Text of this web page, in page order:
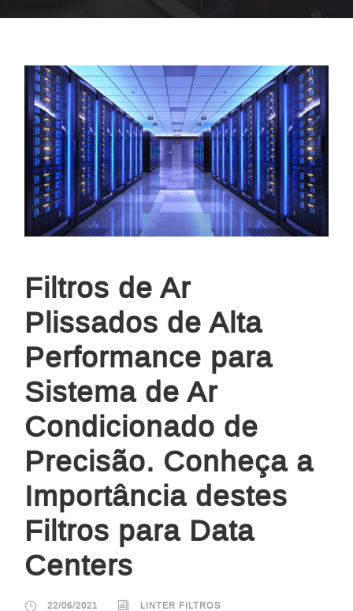
Filtros de Ar
Plissados de Alta
Performance para
Sistema de Ar
Condicionado de
Precisão. Conheça a
Importância destes
Filtros para Data
Centers
22/06/2021 LINTER FILTROS